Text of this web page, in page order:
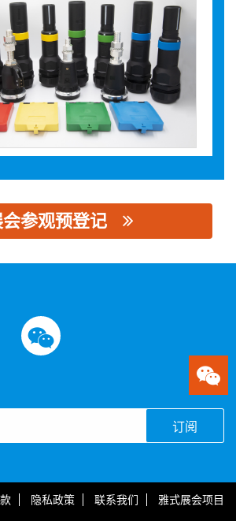
会参观预登记
订阅
隐私政策 联系我们 雅式展会项目